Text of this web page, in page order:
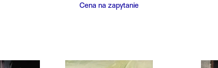
Cena na zapytanie